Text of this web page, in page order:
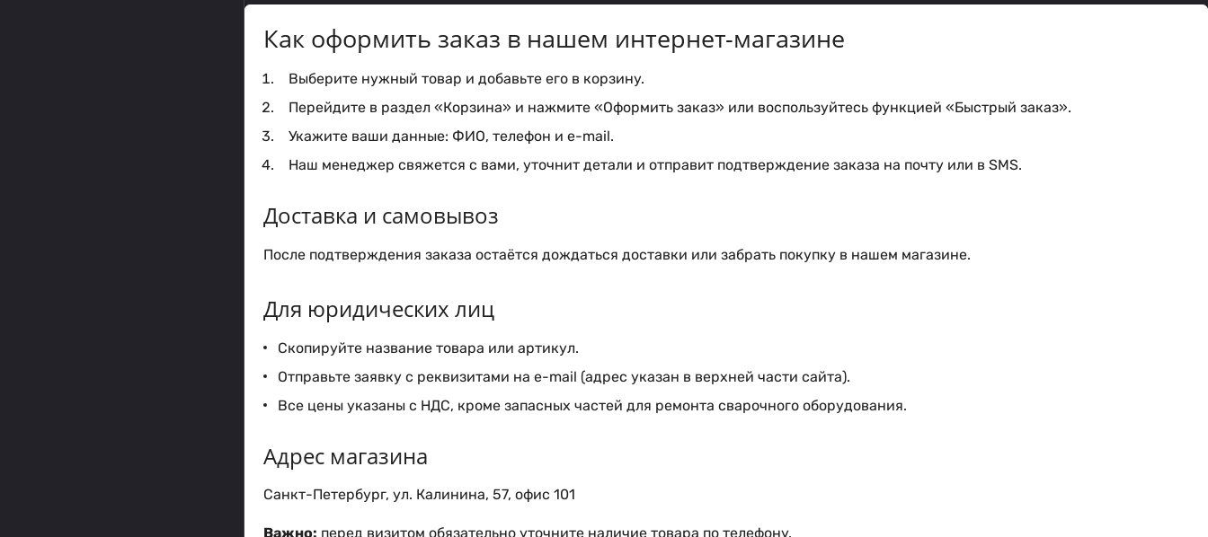
Как оформить заказ в нашем интернет-магазине
Выберите нужный товар и добавьте его в корзину.
Перейдите в раздел «Корзина» и нажмите «Оформить заказ» или воспользуйтесь функцией «Быстрый заказ».
Укажите ваши данные: ФИО, телефон и e-mail.
Наш менеджер свяжется с вами, уточнит детали и отправит подтверждение заказа на почту или в SMS.
Доставка и самовывоз
После подтверждения заказа остаётся дождаться доставки или забрать покупку в нашем магазине.
Для юридических лиц
Скопируйте название товара или артикул.
Отправьте заявку с реквизитами на e-mail (адрес указан в верхней части сайта).
Все цены указаны с НДС, кроме запасных частей для ремонта сварочного оборудования.
Адрес магазина
Санкт-Петербург, ул. Калинина, 57, офис 101
Важно: перед визитом обязательно уточните наличие товара по телефону.